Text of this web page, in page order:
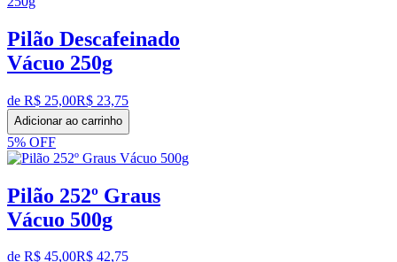
Pilão Descafeinado
Vácuo 250g
de R$ 25,00R$ 23,75
Adicionar ao carrinho
5% OFF
Pilão 252º Graus
Vácuo 500g
de R$ 45,00R$ 42,75